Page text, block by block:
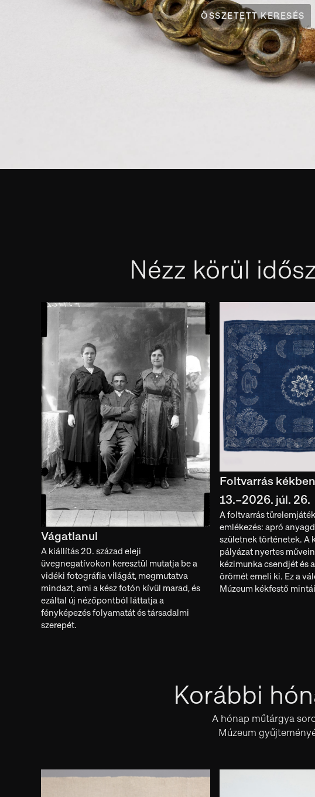
ÖSSZETETT KERESÉS
Nézz körül
Vágatlanul
A kiállítás 20. század eleji
üvegnegatívokon keresztül mutatja be a
vidéki fotográfia világát, megmutatva
mindazt, ami a kész fotón kívül marad, és
ezáltal új nézőpontból láttatja a
fényképezés folyamatát és társadalmi
szerepét.
Foltvarrás
13.–2026. júl. 26.
A foltvarrás
emlékezés: apró
születnek történetek. A
pályázat nyertes
kézimunka csendjét és
örömét emeli ki. Ez a
Múzeum kékfestő
Korábbi
A hónap műtárgya
Múzeum